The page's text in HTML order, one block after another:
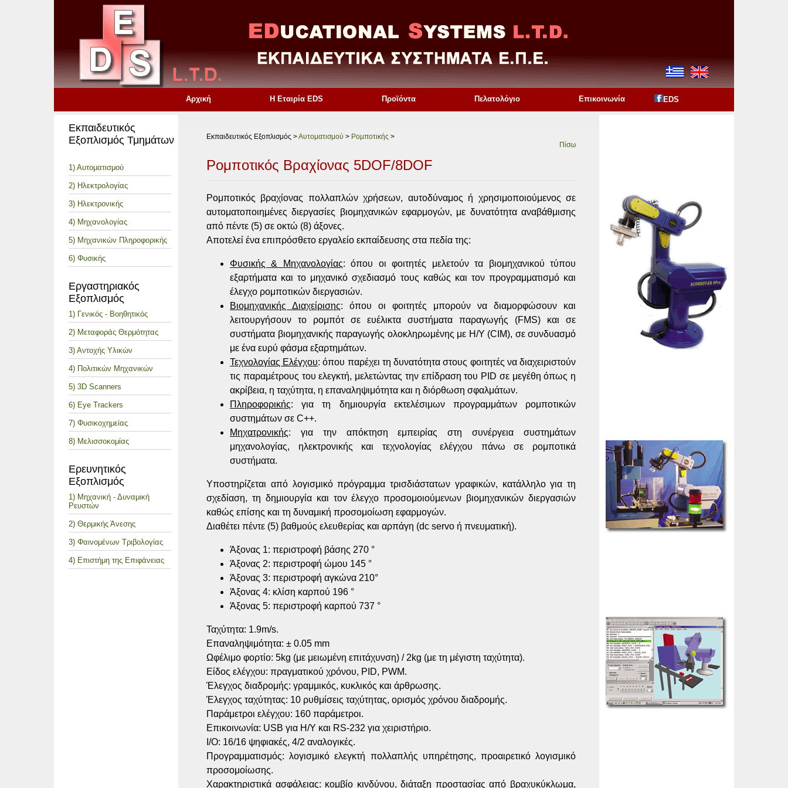
Αρχική Η Εταιρία EDS Προϊόντα Πελατολόγιο Επικοινωνία EDS
Εκπαιδευτικός
Εξοπλισμός Τμημάτων
1) Αυτοματισμού
2) Ηλεκτρολογίας
3) Ηλεκτρονικής
4) Μηχανολογίας
5) Μηχανικών Πληροφορικής
6) Φυσικής
Εργαστηριακός
Εξοπλισμός
1) Γενικός - Βοηθητικός
2) Μεταφοράς Θερμότητας
3) Αντοχής Υλικών
4) Πολιτικών Μηχανικών
5) 3D Scanners
6) Eye Trackers
7) Φυσικοχημείας
8) Μελισσοκομίας
Ερευνητικός
Εξοπλισμός
1) Μηχανική - Δυναμική
Ρευστών
2) Θερμικής Άνεσης
3) Φαινομένων Τριβολογίας
4) Επιστήμη της Επιφάνειας
Εκπαιδευτικός Εξοπλισμός >Αυτοματισμού > Ρομποτικής >
Πίσω
Ρομποτικός Βραχίονας 5DOF/8DOF
Ρομποτικός βραχίονας πολλαπλών χρήσεων, αυτοδύναμος ή χρησιμοποιούμενος σε
αυτοματοποιημένες διεργασίες βιομηχανικών εφαρμογών, με δυνατότητα αναβάθμισης
από πέντε (5) σε οκτώ (8) άξονες.
Αποτελεί ένα επιπρόσθετο εργαλείο εκπαίδευσης στα πεδία της:
Φυσικής & Μηχανολογίας: όπου οι φοιτητές μελετούν τα βιομηχανικού τύπου
εξαρτήματα και το μηχανικό σχεδιασμό τους καθώς και τον προγραμματισμό και
έλεγχο ρομποτικών διεργασιών.
Βιομηχανικής Διαχείρισης: όπου οι φοιτητές μπορούν να διαμορφώσουν και
λειτουργήσουν το ρομπότ σε ευέλικτα συστήματα παραγωγής (FMS) και σε
συστήματα βιομηχανικής παραγωγής ολοκληρωμένης με Η/Υ (CIM), σε συνδυασμό
με ένα ευρύ φάσμα εξαρτημάτων.
Τεχνολογίας Ελέγχου: όπου παρέχει τη δυνατότητα στους φοιτητές να διαχειριστούν
τις παραμέτρους του ελεγκτή, μελετώντας την επίδραση του PID σε μεγέθη όπως η
ακρίβεια, η ταχύτητα, η επαναληψιμότητα και η διόρθωση σφαλμάτων.
Πληροφορικής: για τη δημιουργία εκτελέσιμων προγραμμάτων ρομποτικών
συστημάτων σε C++.
Μηχατρονικής: για την απόκτηση εμπειρίας στη συνέργεια συστημάτων
μηχανολογίας, ηλεκτρονικής και τεχνολογίας ελέγχου πάνω σε ρομποτικά
συστήματα.
Υποστηρίζεται από λογισμικό πρόγραμμα τρισδιάστατων γραφικών, κατάλληλο για τη
σχεδίαση, τη δημιουργία και τον έλεγχο προσομοιούμενων βιομηχανικών διεργασιών
καθώς επίσης και τη δυναμική προσομοίωση εφαρμογών.
Διαθέτει πέντε (5) βαθμούς ελευθερίας και αρπάγη (dc servo ή πνευματική).
Άξονας 1: περιστροφή βάσης 270 °
Άξονας 2: περιστροφή ώμου 145 °
Άξονας 3: περιστροφή αγκώνα 210°
Άξονας 4: κλίση καρπού 196 °
Άξονας 5: περιστροφή καρπού 737 °
Ταχύτητα: 1.9m/s.
Επαναληψιμότητα: ± 0.05 mm
Ωφέλιμο φορτίο: 5kg (με μειωμένη επιτάχυνση) / 2kg (με τη μέγιστη ταχύτητα).
Είδος ελέγχου: πραγματικού χρόνου, PID, PWM.
Έλεγχος διαδρομής: γραμμικός, κυκλικός και άρθρωσης.
Έλεγχος ταχύτητας: 10 ρυθμίσεις ταχύτητας, ορισμός χρόνου διαδρομής.
Παράμετροι ελέγχου: 160 παράμετροι.
Επικοινωνία: USB για Η/Υ και RS-232 για χειριστήριο.
Ι/Ο: 16/16 ψηφιακές, 4/2 αναλογικές.
Προγραμματισμός: λογισμικό ελεγκτή πολλαπλής υπηρέτησης, προαιρετικό λογισμικό
προσομοίωσης.
Χαρακτηριστικά ασφάλειας: κομβίο κινδύνου, διάταξη προστασίας από βραχυκύκλωμα,